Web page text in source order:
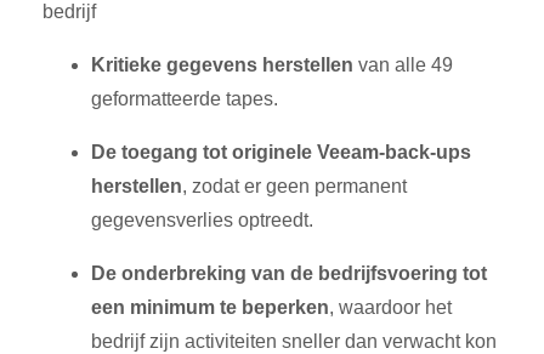
bedrijf
Kritieke gegevens herstellen van alle 49
geformatteerde tapes.
De toegang tot originele Veeam-back-ups
herstellen, zodat er geen permanent
gegevensverlies optreedt.
De onderbreking van de bedrijfsvoering tot
een minimum te beperken, waardoor het
bedrijf zijn activiteiten sneller dan verwacht kon